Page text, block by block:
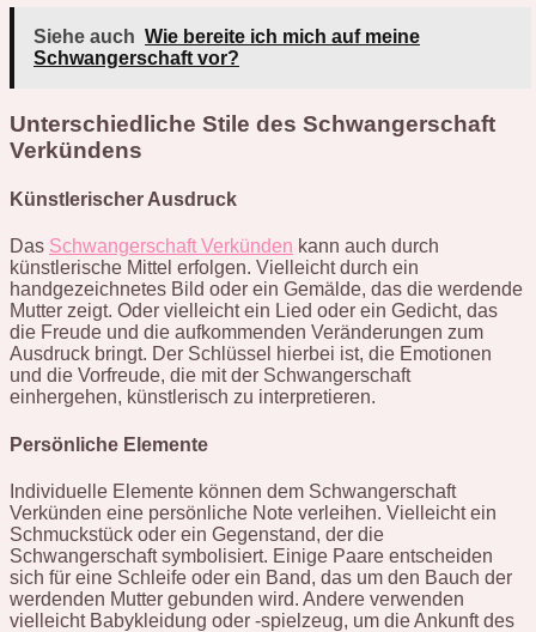
Siehe auch Wie bereite ich mich auf meine
Schwangerschaft vor?
Unterschiedliche Stile des Schwangerschaft
Verkündens
Künstlerischer Ausdruck
Das Schwangerschaft Verkünden kann auch durch
künstlerische Mittel erfolgen. Vielleicht durch ein
handgezeichnetes Bild oder ein Gemälde, das die werdende
Mutter zeigt. Oder vielleicht ein Lied oder ein Gedicht, das
die Freude und die aufkommenden Veränderungen zum
Ausdruck bringt. Der Schlüssel hierbei ist, die Emotionen
und die Vorfreude, die mit der Schwangerschaft
einhergehen, künstlerisch zu interpretieren.
Persönliche Elemente
Individuelle Elemente können dem Schwangerschaft
Verkünden eine persönliche Note verleihen. Vielleicht ein
Schmuckstück oder ein Gegenstand, der die
Schwangerschaft symbolisiert. Einige Paare entscheiden
sich für eine Schleife oder ein Band, das um den Bauch der
werdenden Mutter gebunden wird. Andere verwenden
vielleicht Babykleidung oder -spielzeug, um die Ankunft des